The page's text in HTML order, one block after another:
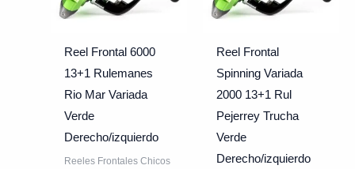
Reel Frontal 6000
13+1 Rulemanes
Rio Mar Variada
Verde
Derecho/izquierdo
Reeles Frontales Chicos
Reel Frontal
Spinning Variada
2000 13+1 Rul
Pejerrey Trucha
Verde
Derecho/izquierdo